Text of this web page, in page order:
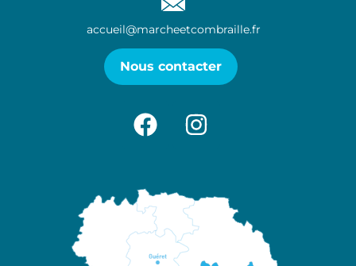
accueil@marcheetcombraille.fr
Nous contacter